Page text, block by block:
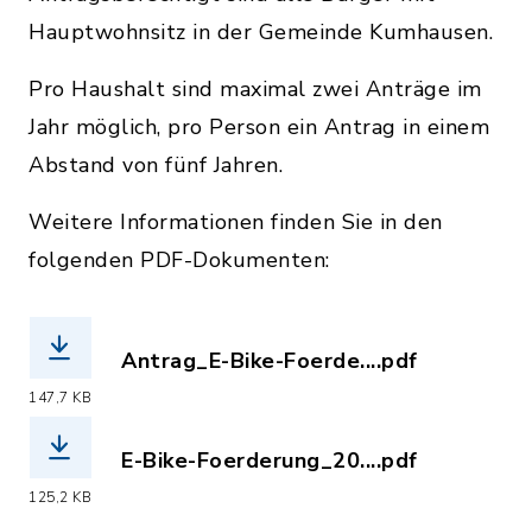
Hauptwohnsitz in der Gemeinde Kumhausen.
Pro Haushalt sind maximal zwei Anträge im
Jahr möglich, pro Person ein Antrag in einem
Abstand von fünf Jahren.
Weitere Informationen finden Sie in den
folgenden PDF-Dokumenten:
147,7 KB
Antrag_E-Bike-Foerde....pdf
125,2 KB
E-Bike-Foerderung_20....pdf